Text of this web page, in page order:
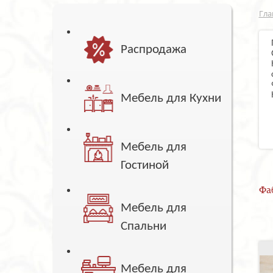
Распродажа
Мебель для Кухни
Мебель для
Гостиной
Мебель для
Спальни
Мебель для